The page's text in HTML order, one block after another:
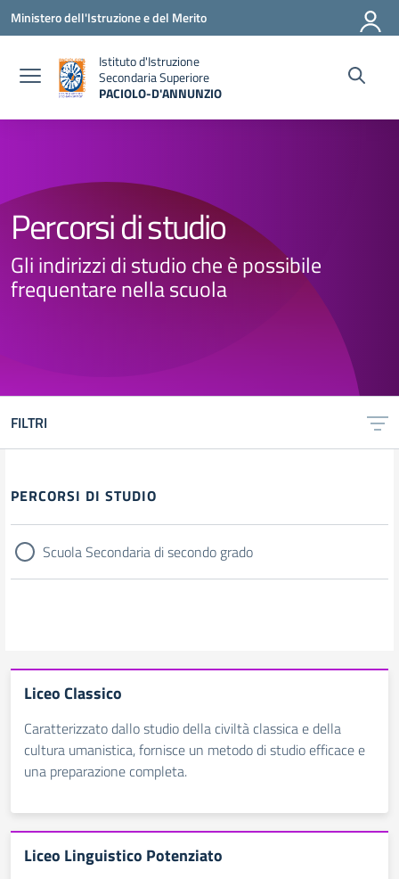
Vai ai contenuti
Vai al menu di navigazione
Vai al footer
Ministero dell'Istruzione e del Merito
Istituto d'Istruzione
Secondaria Superiore
PACIOLO-D'ANNUNZIO
Percorsi di studio
Gli indirizzi di studio che è possibile
frequentare nella scuola
FILTRI
Filtri
PERCORSI DI STUDIO
Scuola Secondaria di secondo grado
Liceo Classico
Caratterizzato dallo studio della civiltà classica e della
cultura umanistica, fornisce un metodo di studio efficace e
una preparazione completa.
Liceo Linguistico Potenziato